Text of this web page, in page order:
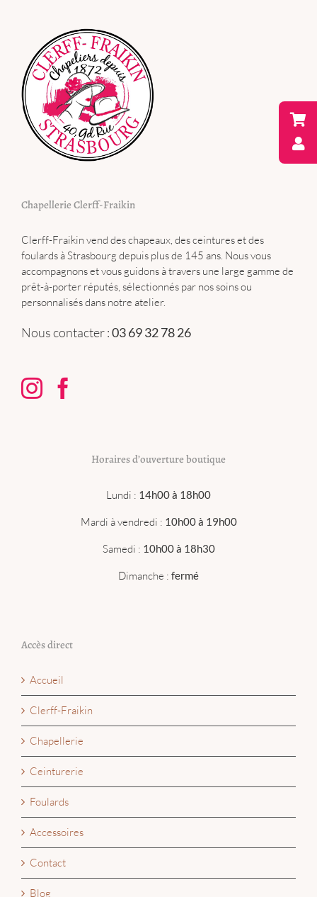
Chapellerie Clerff-Fraikin
Clerff-Fraikin vend des chapeaux, des ceintures et des
foulards à Strasbourg depuis plus de 145 ans. Nous vous
accompagnons et vous guidons à travers une large gamme de
prêt-à-porter réputés, sélectionnés par nos soins ou
personnalisés dans notre atelier.
Nous contacter :03 69 32 78 26
Horaires d’ouverture boutique
Lundi : 14h00 à 18h00
Mardi à vendredi : 10h00 à 19h00
Samedi : 10h00 à 18h30
Dimanche : fermé
Accès direct
Accueil
Clerff-Fraikin
Chapellerie
Ceinturerie
Foulards
Accessoires
Contact
Blog